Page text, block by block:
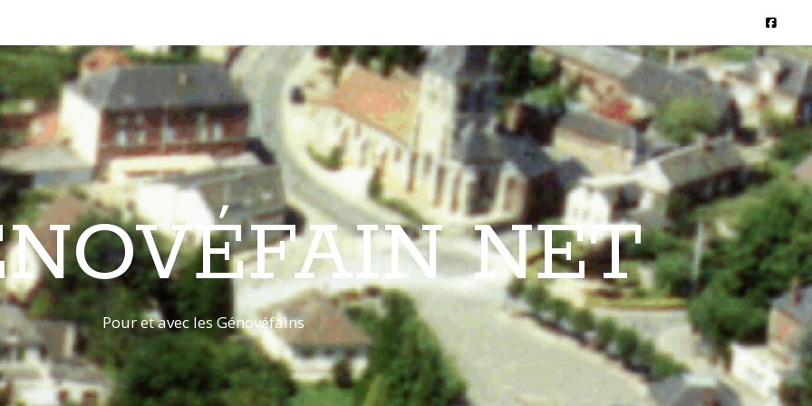
NET
Pour et avec les Génovéfains